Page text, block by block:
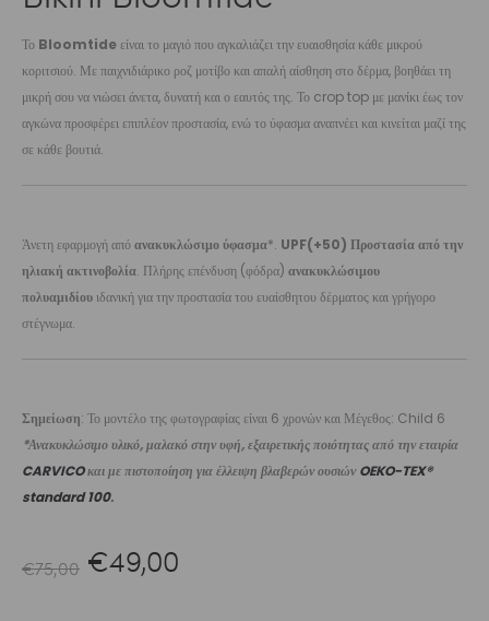
Το Bloomtideείναι το μαγιό που αγκαλιάζει την ευαισθησία κάθε μικρού
κοριτσιού. Με παιχνιδιάρικο ροζ μοτίβο και απαλή αίσθηση στο δέρμα, βοηθάει τη
μικρή σου να νιώσει άνετα, δυνατή και ο εαυτός της. Το crop top με μανίκι έως τον
αγκώνα προσφέρει επιπλέον προστασία, ενώ το ύφασμα αναπνέει και κινείται μαζί της
σε κάθε βουτιά.
Άνετη εφαρμογή απόανακυκλώσιμο ύφασμα*. UPF(+50) Προστασία από την
ηλιακή ακτινοβολία. Πλήρης επένδυση (φόδρα) ανακυκλώσιμου
πολυαμιδίου ιδανική για την προστασία του ευαίσθητου δέρματος και γρήγορο
στέγνωμα.
Σημείωση: Το μοντέλο της φωτογραφίας είναι 6 χρονών και Μέγεθος: Child 6
*Ανακυκλώσιμο υλικό, μαλακό στην υφή, εξαιρετικής ποιότητας από την εταιρία
CARVICOκαι με πιστοποίηση για έλλειψη βλαβερών ουσιών OEKO-TEX®
standard 100.
€75,00 Original
€49,00